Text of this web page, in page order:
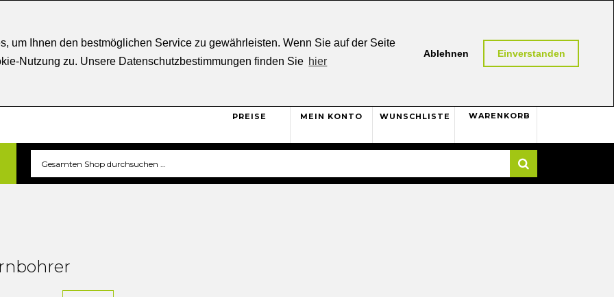
um Ihnen den bestmöglichen Service zu gewährleisten. Wenn Sie auf der Seite
Nutzung zu. Unsere Datenschutzbestimmungen finden Sie hier
Ablehnen Einverstanden
Rückgaberecht
PREISE MEIN KONTO WUNSCHLISTE WARENKORB
0